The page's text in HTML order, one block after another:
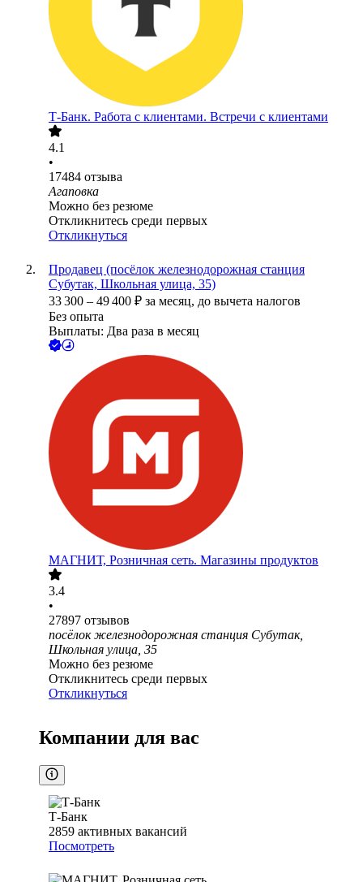
Т-Банк. Работа с клиентами. Встречи с клиентами
4.1
•
17484 отзыва
Агаповка
Можно без резюме
Откликнитесь среди первых
Откликнуться
Продавец (посёлок железнодорожная станция
Субутак, Школьная улица, 35)
33 300 – 49 400 ₽ за месяц, до вычета налогов
Без опыта
Выплаты: Два раза в месяц
МАГНИТ, Розничная сеть. Магазины продуктов
3.4
•
27897 отзывов
посёлок железнодорожная станция Субутак,
Школьная улица, 35
Можно без резюме
Откликнитесь среди первых
Откликнуться
Компании для вас
Т-Банк
2859 активных вакансий
Посмотреть